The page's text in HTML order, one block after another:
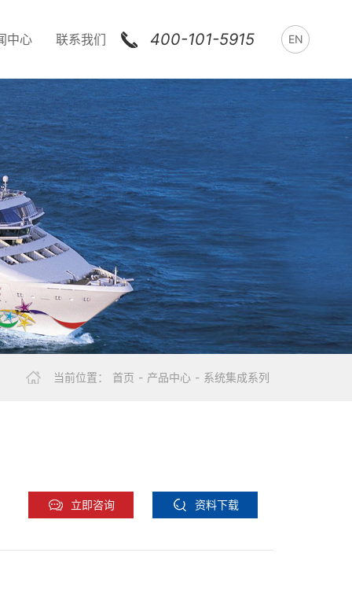
中心 联系我们 400-101-5915 EN
当前位置： 首页 - 产品中心 - 系统集成系列
立即咨询 资料下载